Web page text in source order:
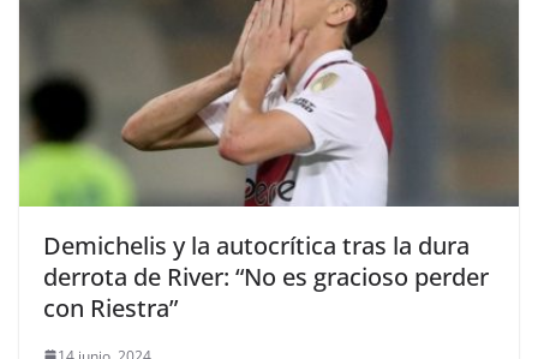
Demichelis y la autocrítica tras la dura
derrota de River: “No es gracioso perder
con Riestra”